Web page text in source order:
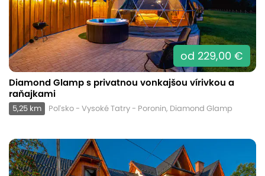
od 229,00 €
Diamond Glamp s privatnou vonkajšou vírivkou a
raňajkami
5,25 km Poľsko - Vysoké Tatry - Poronin, Diamond Glamp